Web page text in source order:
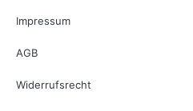
Impressum
AGB
Widerrufsrecht